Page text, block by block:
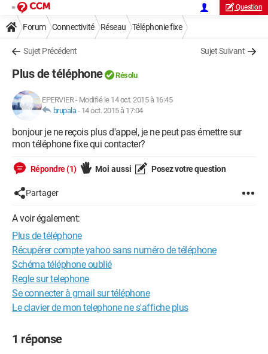
Question
Forum Connectivité Réseau Téléphonie fixe
Sujet Précédent Sujet Suivant
Plus de téléphone Résolu
EPERVIER- Modifié le 14 oct. 2015 à 16:45
brupala- 14 oct. 2015 à 17:04
bonjour je ne reçois plus d'appel, je ne peut pas émettre sur
mon téléphone fixe qui contacter?
Répondre (1) Moi aussi Posez votre question
Partager
A voir également:
Plus de téléphone
Récupérer compte yahoo sans numéro de téléphone
Schéma téléphone oublié
Regle sur telephone
Se connecter à gmail sur téléphone
Le clavier de mon telephone ne s'affiche plus
1 réponse